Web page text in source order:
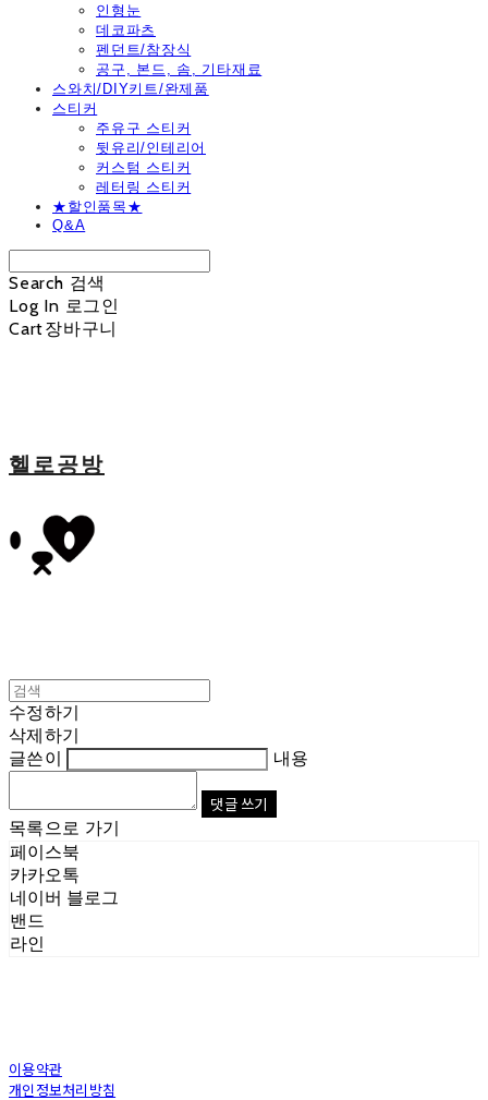
인형눈
데코파츠
펜던트/참장식
공구, 본드, 솜, 기타재료
스와치/DIY키트/완제품
스티커
주유구 스티커
뒷유리/인테리어
커스텀 스티커
레터링 스티커
★할인품목★
Q&A
Search 검색
Log In 로그인
Cart장바구니
헬로공방
수정하기
삭제하기
글쓴이
내용
댓글 쓰기
목록으로 가기
페이스북
카카오톡
네이버 블로그
밴드
라인
이용약관
개인정보처리방침